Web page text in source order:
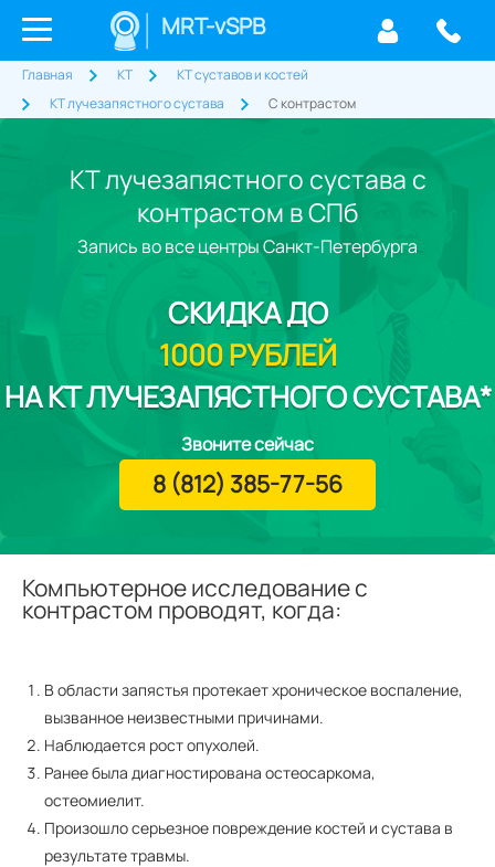
MRT-vSPB
Главная КТ
КТ суставов и костей
КТ лучезапястного сустава
С контрастом
КТ лучезапястного сустава с
контрастом в СПб
Компьютерное исследование с
контрастом проводят, когда:
В области запястья протекает хроническое воспаление,
вызванное неизвестными причинами.
Наблюдается рост опухолей.
Ранее была диагностирована остеосаркома,
остеомиелит.
Произошло серьезное повреждение костей и сустава в
результате травмы.
Запись во все центры Санкт-Петербурга
СКИДКАДО
1000 РУБЛЕЙ
НА КТ ЛУЧЕЗАПЯСТНОГО СУСТАВА*
Звоните сейчас
8 (812) 385-77-56